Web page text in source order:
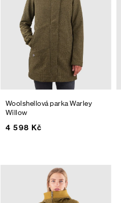
Woolshellová parka Warley
Willow
4 598 Kč